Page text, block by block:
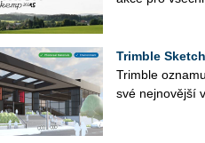
Trimble
Trim­ble
své nej­no­věj­ší